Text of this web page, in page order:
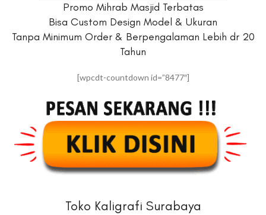
Promo Mihrab Masjid Terbatas
Bisa Custom Design Model & Ukuran
Tanpa Minimum Order & Berpengalaman Lebih dr 20
Tahun
[wpcdt-countdown id=”8477″]
Toko Kaligrafi Surabaya